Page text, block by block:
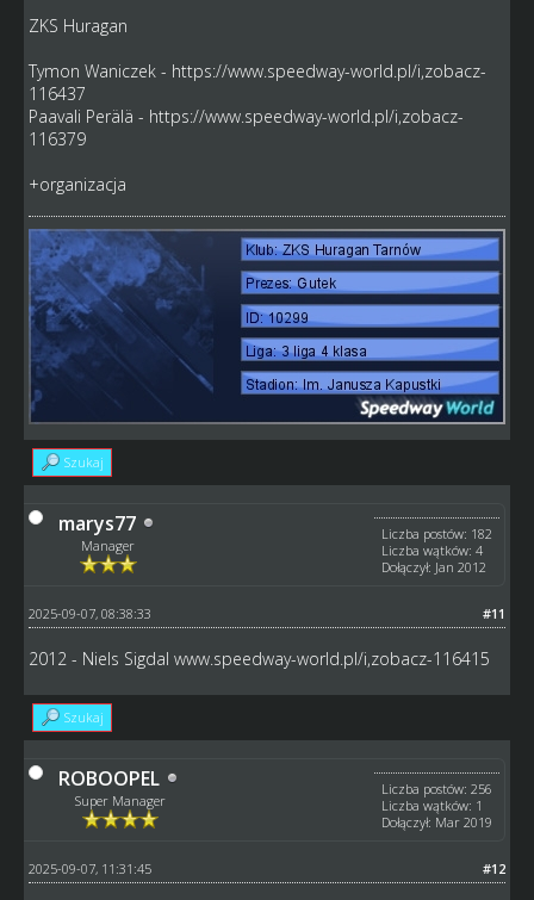
ZKS Huragan
Tymon Waniczek - https://www.speedway-world.pl/i,zobacz-
116437
Paavali Perälä - https://www.speedway-world.pl/i,zobacz-
116379
+organizacja
Szukaj
marys77
Manager
Liczba postów: 182
Liczba wątków: 4
Dołączył: Jan 2012
#11
2025-09-07, 08:38:33
2012 - Niels Sigdal www.speedway-world.pl/i,zobacz-116415
Szukaj
ROBOOPEL
Super Manager
Liczba postów: 256
Liczba wątków: 1
Dołączył: Mar 2019
#12
2025-09-07, 11:31:45